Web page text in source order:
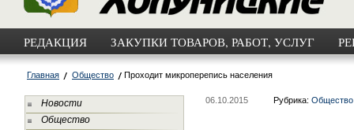
РЕДАКЦИЯ ЗАКУПКИ ТОВАРОВ, РАБОТ, УСЛУГ
Главная Общество Проходит микроперепись населения
Новости
Общество
06.10.2015 Рубрика: Общество